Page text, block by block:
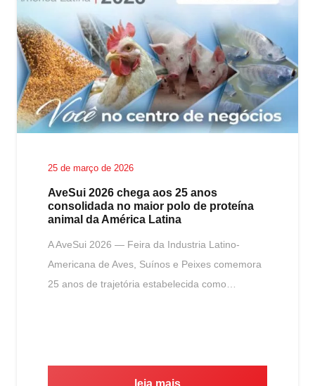
25 de março de 2026
AveSui 2026 chega aos 25 anos
consolidada no maior polo de proteína
animal da América Latina
A AveSui 2026 — Feira da Industria Latino-
Americana de Aves, Suínos e Peixes comemora
25 anos de trajetória estabelecida como…